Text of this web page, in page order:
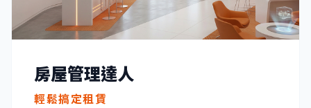
房屋管理達人
輕鬆搞定租賃